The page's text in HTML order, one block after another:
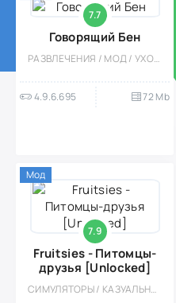
7.7
Говорящий Бен
РАЗВЛЕЧЕНИЯ / МОД / УХОД / ВЕСЁЛАЯ / КАЗУАЛЬНЫЕ / ДЛЯ ДЕТЕЙ / ОФЛАЙН / ОДНОПОЛЬЗОВАТЕЛЬСКИЕ / ДЕВОЧКАМ / СТИЛИЗАЦИЯ / МИЛАЯ
4.9.6.695 72 Mb
7.9
Fruitsies - Питомцы-
друзья [Unlocked]
СИМУЛЯТОРЫ / КАЗУАЛЬНЫЕ / УХОД / ОДНОПОЛЬЗОВАТЕЛЬСКИЕ / ДЛЯ ДЕТЕЙ / ДЕВОЧКАМ / МОД / МАЛЕНЬКАЯ / СТИЛИЗАЦИЯ / ПО МУЛЬТФИЛЬМАМ / ПИТОМЦЫ
Мод